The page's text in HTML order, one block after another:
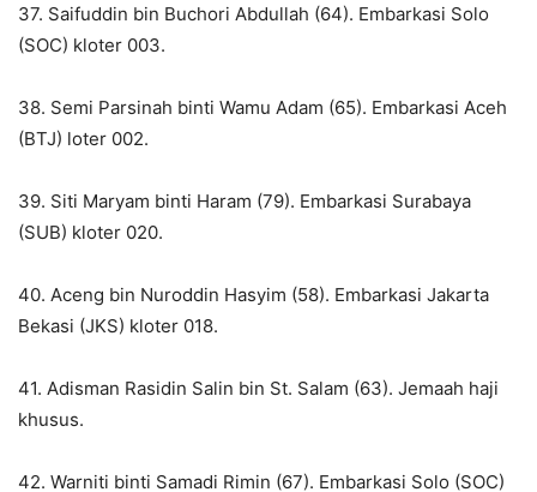
37. Saifuddin bin Buchori Abdullah (64). Embarkasi Solo
(SOC) kloter 003.
38. Semi Parsinah binti Wamu Adam (65). Embarkasi Aceh
(BTJ) loter 002.
39. Siti Maryam binti Haram (79). Embarkasi Surabaya
(SUB) kloter 020.
40. Aceng bin Nuroddin Hasyim (58). Embarkasi Jakarta
Bekasi (JKS) kloter 018.
41. Adisman Rasidin Salin bin St. Salam (63). Jemaah haji
khusus.
42. Warniti binti Samadi Rimin (67). Embarkasi Solo (SOC)